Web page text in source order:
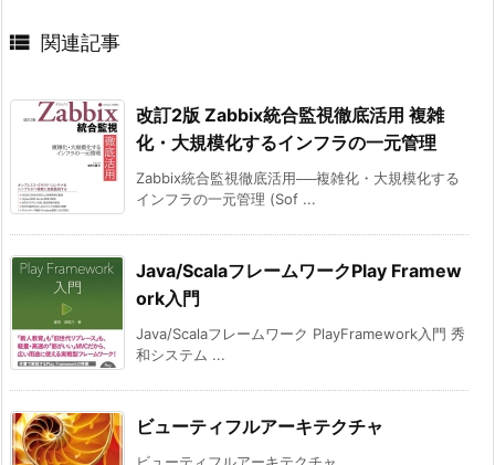
 関連記事
改訂2版 Zabbix統合監視徹底活用 複雑
化・大規模化するインフラの一元管理
Zabbix統合監視徹底活用──複雑化・大規模化する
インフラの一元管理 (Sof ...
Java/ScalaフレームワークPlay Framew
ork入門
Java/Scalaフレームワーク PlayFramework入門 秀
和システム ...
ビューティフルアーキテクチャ
ビューティフルアーキテクチャ